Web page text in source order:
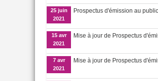
25 juin
2021
Prospectus d'émission au
15 avr
2021
Mise à jour de Prospectus
7 avr
2021
Mise à jour de Prospectus